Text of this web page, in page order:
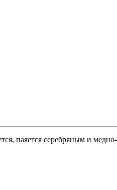
паяется серебряным и